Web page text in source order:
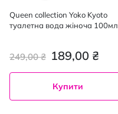
Queen collection Yoko Kyoto
туалетна вода жіноча 100мл
189,00 ₴
249,00 ₴
Купити